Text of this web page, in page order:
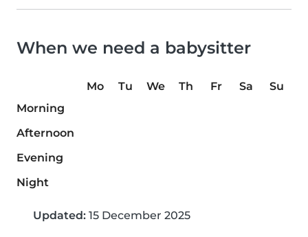
When we need a babysitter
Mo Tu We Th Fr Sa
Su
Morning
Afternoon
Evening
Night
Updated: 15 December 2025